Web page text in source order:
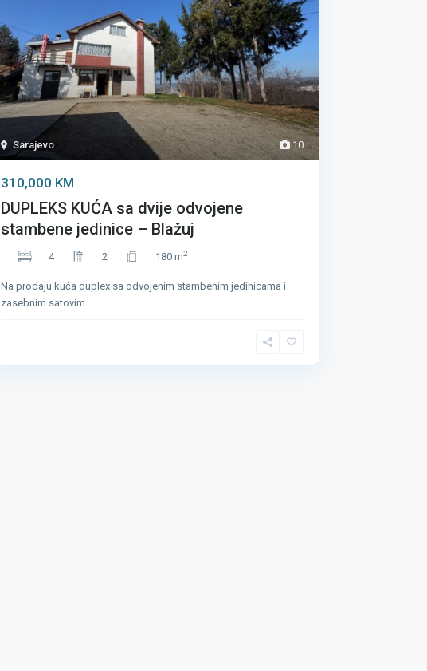
10
Sarajevo
310,000 KM
DUPLEKS KUĆA sa dvije odvojene
stambene jedinice – Blažuj
4 2 180 m2
Na prodaju kuća duplex sa odvojenim stambenim jedinicama i
zasebnim satovim